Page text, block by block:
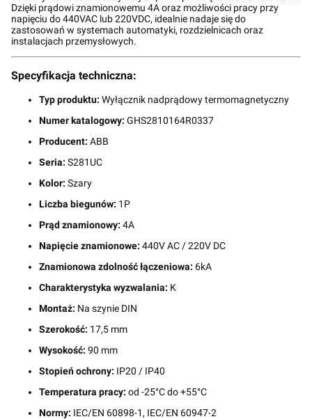
Dzięki prądowi znamionowemu 4A oraz możliwości pracy przy
napięciu do 440VAC lub 220VDC, idealnie nadaje się do
zastosowań w systemach automatyki, rozdzielnicach oraz
instalacjach przemysłowych.
Specyfikacja techniczna:
Typ produktu: Wyłącznik nadprądowy termomagnetyczny
Numer katalogowy: GHS2810164R0337
Producent: ABB
Seria: S281UC
Kolor: Szary
Liczba biegunów: 1P
Prąd znamionowy: 4A
Napięcie znamionowe: 440V AC / 220V DC
Znamionowa zdolność łączeniowa: 6kA
Charakterystyka wyzwalania: K
Montaż: Na szynie DIN
Szerokość: 17,5 mm
Wysokość: 90 mm
Stopień ochrony: IP20 / IP40
Temperatura pracy: od -25°C do +55°C
Normy: IEC/EN 60898-1, IEC/EN 60947-2